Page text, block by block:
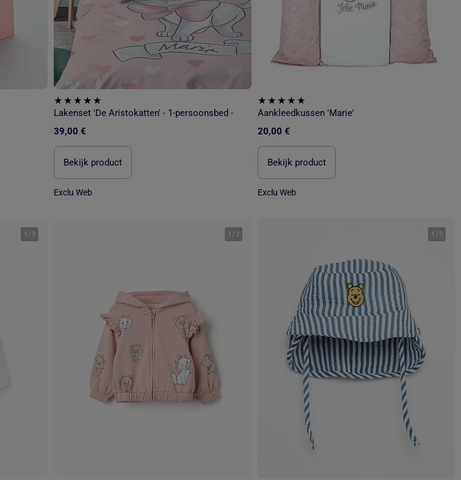
Lakenset 'De Aristokatten' - 1-persoonsbed -
39,00 €
Bekijk product
Exclu Web
Aankleedkussen 'Marie'
20,00 €
Bekijk product
Exclu Web
1 / 3 1 / 3 1 / 5